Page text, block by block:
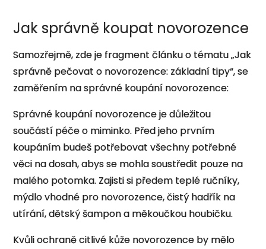
Jak správně koupat novorozence
Samozřejmě, zde je fragment článku o tématu „Jak
správně pečovat o novorozence: základní tipy“, se
zaměřením na správné koupání novorozence:
Správné koupání novorozence je důležitou
součástí péče o miminko. Před jeho prvním
koupáním budeš potřebovat všechny potřebné
věci na dosah, abys se mohla soustředit pouze na
malého potomka. Zajisti si předem teplé ručníky,
mýdlo vhodné pro novorozence, čistý hadřík na
utírání, dětský šampon a měkoučkou houbičku.
Kvůli ochraně citlivé kůže novorozence by mělo